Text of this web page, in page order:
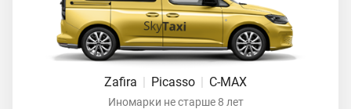
Zafira | Picasso | C-MAX
Иномарки не старше 8 лет